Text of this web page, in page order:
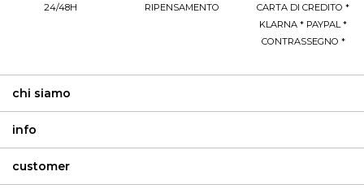
24/48H
RIPENSAMENTO
CARTA DI CREDITO *
KLARNA * PAYPAL *
CONTRASSEGNO *
chi siamo
info
customer